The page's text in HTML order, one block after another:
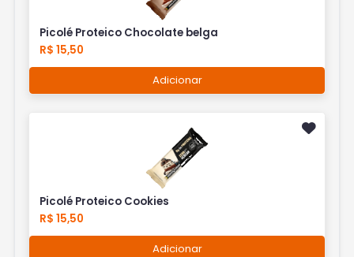
Picolé Proteico Chocolate belga
R$ 15,50
Adicionar
Picolé Proteico Cookies
R$ 15,50
Adicionar